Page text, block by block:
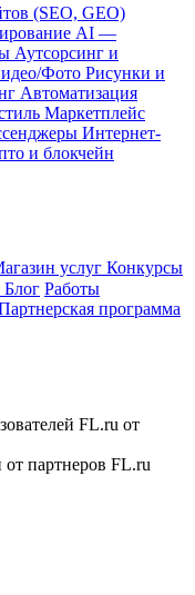
(SEO, GEO)
AI —
Аутсорсинг и
Фото Рисунки и
Автоматизация
Маркетплейс
Интернет-
и блокчейн
услуг Конкурсы
Блог Работы
программа
FL.ru от
партнеров FL.ru